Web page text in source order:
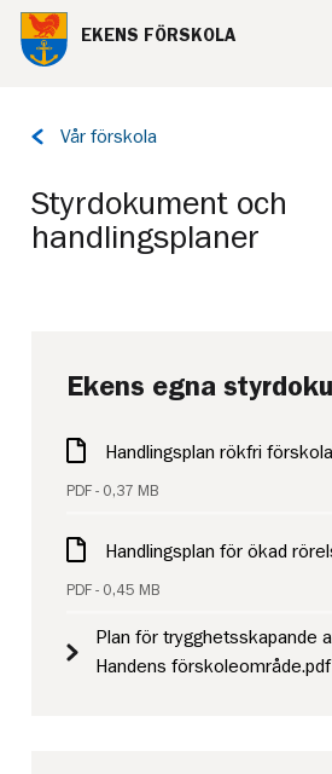
Till innehåll på sidan
EKENS FÖRSKOLA
Tillbaka
Vår förskola
Styrdokument och
handlingsplaner
Ekens egna
Handlingsplan rökfri förskola
PDF - 0,37 MB
Handlingsplan för ökad
PDF - 0,45 MB
Plan för trygghetsskapande
Handens förskoleområde.pdf